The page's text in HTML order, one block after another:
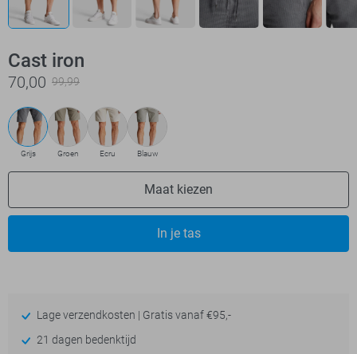
Cast iron
70,00 99,99
Grijs Groen Ecru Blauw
Maat kiezen
In je tas
Lage verzendkosten | Gratis vanaf €95,-
21 dagen bedenktijd